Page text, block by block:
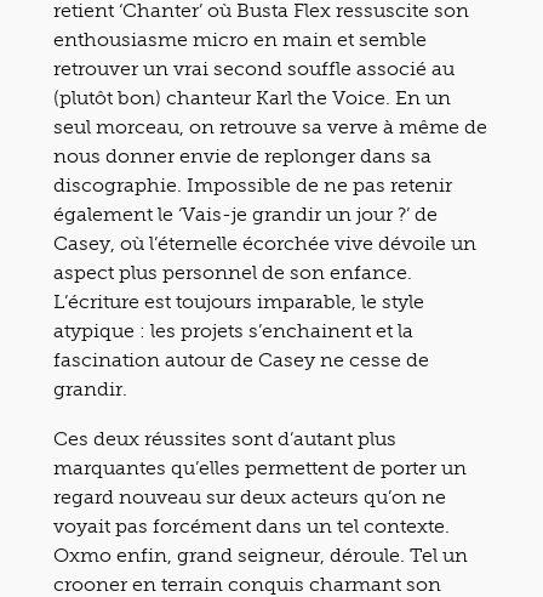
retient ‘Chanter’ où Busta Flex ressuscite son
enthousiasme micro en main et semble
retrouver un vrai second souffle associé au
(plutôt bon) chanteur Karl the Voice. En un
seul morceau, on retrouve sa verve à même de
nous donner envie de replonger dans sa
discographie. Impossible de ne pas retenir
également le ‘Vais-je grandir un jour ?’ de
Casey, où l’éternelle écorchée vive dévoile un
aspect plus personnel de son enfance.
L’écriture est toujours imparable, le style
atypique : les projets s’enchainent et la
fascination autour de Casey ne cesse de
grandir.
Ces deux réussites sont d’autant plus
marquantes qu’elles permettent de porter un
regard nouveau sur deux acteurs qu’on ne
voyait pas forcément dans un tel contexte.
Oxmo enfin, grand seigneur, déroule. Tel un
crooner en terrain conquis charmant son